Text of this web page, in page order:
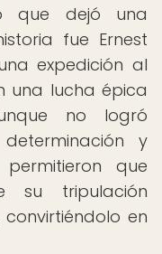
que dejó una
fue Ernest
expedición al
una lucha épica
no logró
y
que
su tripulación
en